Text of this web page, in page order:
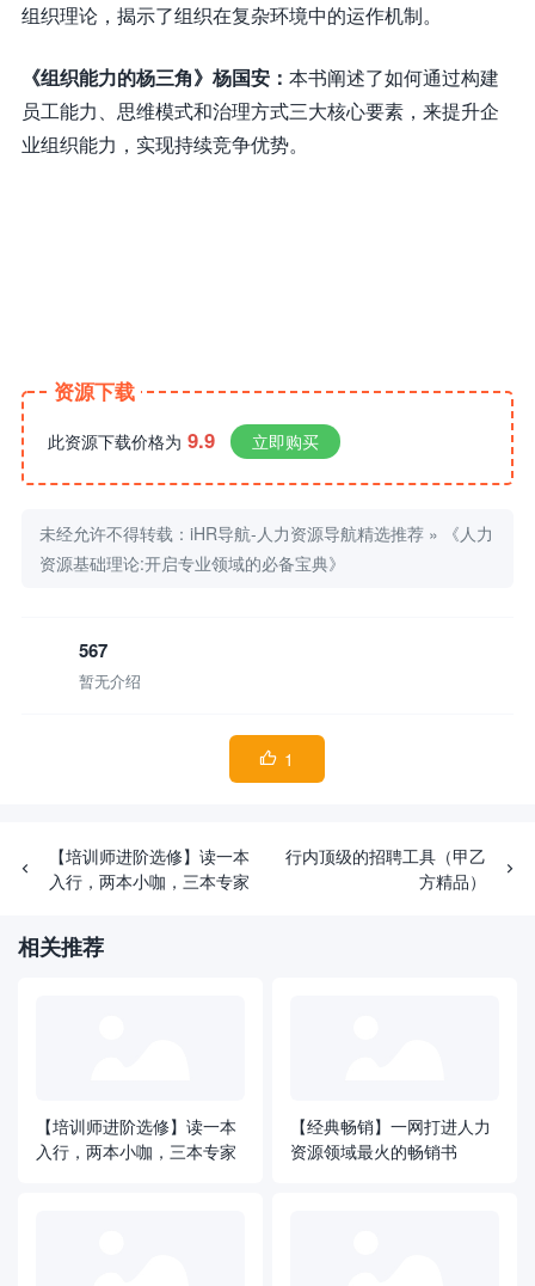
组织理论，揭示了组织在复杂环境中的运作机制。
《组织能力的杨三角》杨国安： 本书阐述了如何通过构建
员工能力、思维模式和治理方式三大核心要素，来提升企
业组织能力，实现持续竞争优势。
资源下载
此资源下载价格为 9.9 立即购买
未经允许不得转载： iHR导航-人力资源导航精选推荐 »
《人力
资源基础理论:开启专业领域的必备宝典》
567
暂无介绍
 1
【培训师进阶选修】读一本
入行，两本小咖，三本专家
行内顶级的招聘工具（甲乙
方精品）
相关推荐
【培训师进阶选修】读一本
入行，两本小咖，三本专家
【经典畅销】一网打进人力
资源领域最火的畅销书